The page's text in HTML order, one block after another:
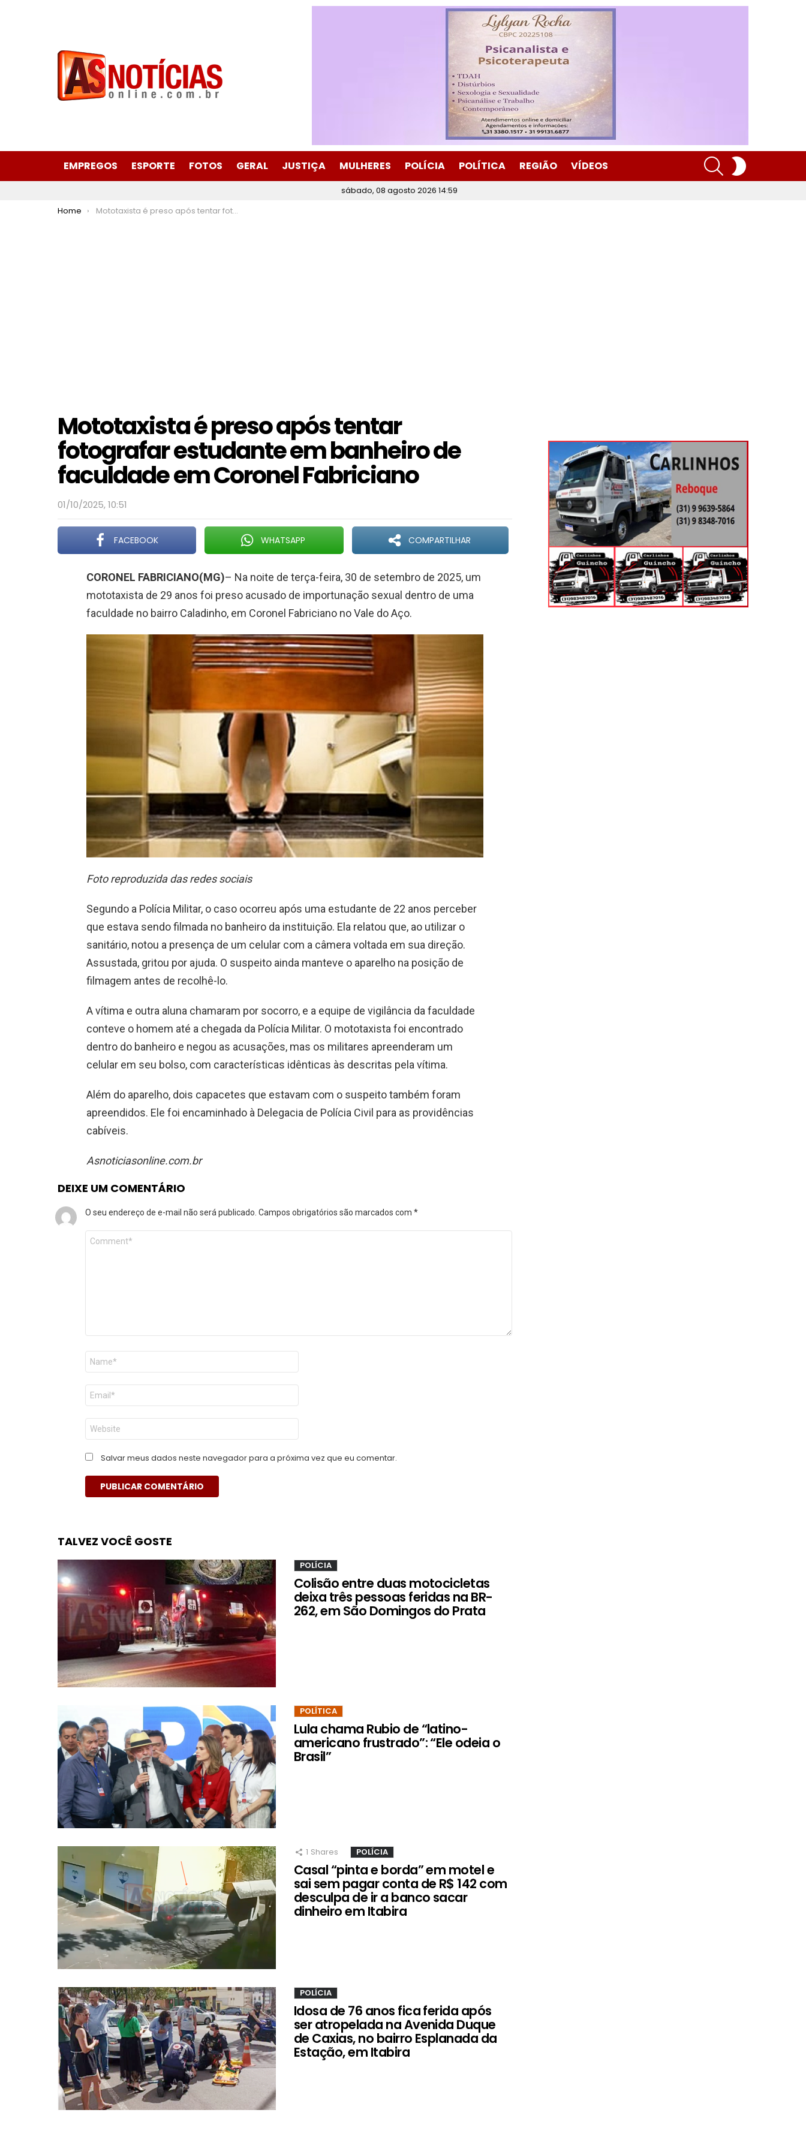
EMPREGOS ESPORTE FOTOS GERAL JUSTIÇA MULHERES POLÍCIA POLÍTICA REGIÃO VÍDEOS
SEARCH
sábado, 08 agosto 2026 14:59
You are here:
Home Mototaxista é preso após tentar fotografar estudante em banheiro de faculdade em Coronel Fabriciano
Mototaxista é preso após tentar
fotografar estudante em banheiro de
faculdade em Coronel Fabriciano
01/10/2025, 10:51
FACEBOOK WHATSAPP COMPARTILHAR
CORONEL FABRICIANO(MG)– Na noite de terça-feira, 30 de setembro de 2025, um
mototaxista de 29 anos foi preso acusado de importunação sexual dentro de uma
faculdade no bairro Caladinho, em Coronel Fabriciano no Vale do Aço.
Foto reproduzida das redes sociais
Segundo a Polícia Militar, o caso ocorreu após uma estudante de 22 anos perceber
que estava sendo filmada no banheiro da instituição. Ela relatou que, ao utilizar o
sanitário, notou a presença de um celular com a câmera voltada em sua direção.
Assustada, gritou por ajuda. O suspeito ainda manteve o aparelho na posição de
filmagem antes de recolhê-lo.
A vítima e outra aluna chamaram por socorro, e a equipe de vigilância da faculdade
conteve o homem até a chegada da Polícia Militar. O mototaxista foi encontrado
dentro do banheiro e negou as acusações, mas os militares apreenderam um
celular em seu bolso, com características idênticas às descritas pela vítima.
Além do aparelho, dois capacetes que estavam com o suspeito também foram
apreendidos. Ele foi encaminhado à Delegacia de Polícia Civil para as providências
cabíveis.
Asnoticiasonline.com.br
DEIXE UM COMENTÁRIO
O seu endereço de e-mail não será publicado. Campos obrigatórios são marcados com *
Comentário
Nome
E-
mail
*
Site
Salvar meus dados neste navegador para a próxima vez que eu comentar.
TALVEZ VOCÊ GOSTE
POLÍCIA
Colisão entre duas motocicletas
deixa três pessoas feridas na BR-
262, em São Domingos do Prata
POLÍTICA
Lula chama Rubio de “latino-
americano frustrado”: “Ele odeia o
Brasil”
1 Shares POLÍCIA
Casal “pinta e borda” em motel e
sai sem pagar conta de R$ 142 com
desculpa de ir a banco sacar
dinheiro em Itabira
POLÍCIA
Idosa de 76 anos fica ferida após
ser atropelada na Avenida Duque
de Caxias, no bairro Esplanada da
Estação, em Itabira